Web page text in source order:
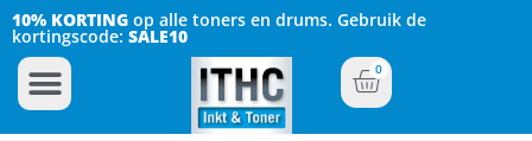
10% KORTING op alle toners en drums. Gebruik de
kortingscode: SALE10
0